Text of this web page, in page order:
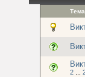
Тема
2